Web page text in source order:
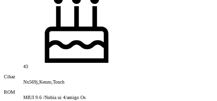
43
Cihaz
Nx569j,Kenzo,Touch
ROM
MIUI 9.6 /Nubia ui 4/amigo Os